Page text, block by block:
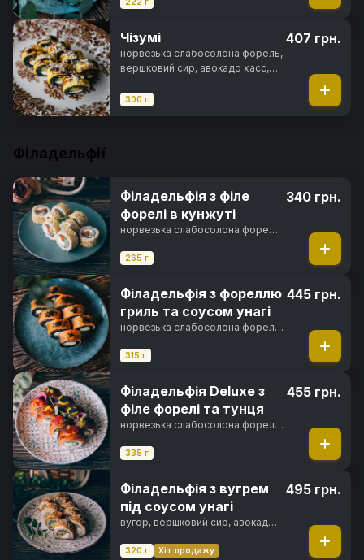
Чізумі
норвезька слабосолона форель,
вершковий сир, авокадо хасс,
пармезан, чорнила каракатиці,
300 г
407 грн.
Філадельфії
Філадельфія з філе
форелі в кунжуті
норвезька слабосолона форель,
кунжут, норі, рис
265 г
340 грн.
Філадельфія з фореллю
гриль та соусом унагі
норвезька слабосолона форель,
унагі соус, кунжут, чорнила
315 г
445 грн.
Філадельфія Deluxe з
філе форелі та тунця
норвезька слабосолона форель,
свіжий огірок, ікра тобіко,
норі, рис
335 г
455 грн.
Філадельфія з вугрем
під соусом унагі
вугор, вершковий сир, авокадо
кунжут, норі, рис
320 г Хіт продажу
495 грн.